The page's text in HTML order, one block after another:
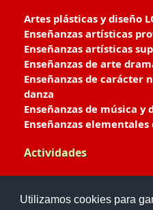
Utilizamos cookies para
Artes plásticas y diseño
Enseñanzas artísticas
Enseñanzas artísticas
Enseñanzas de arte
Enseñanzas de carácter
danza
Enseñanzas de música y
Enseñanzas elementales
Actividades